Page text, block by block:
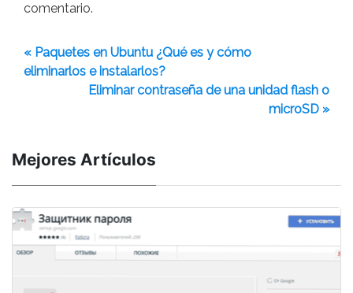
comentario.
« Paquetes en Ubuntu ¿Qué es y cómo
eliminarlos e instalarlos?
Eliminar contraseña de una unidad flash o
microSD »
Mejores Artículos